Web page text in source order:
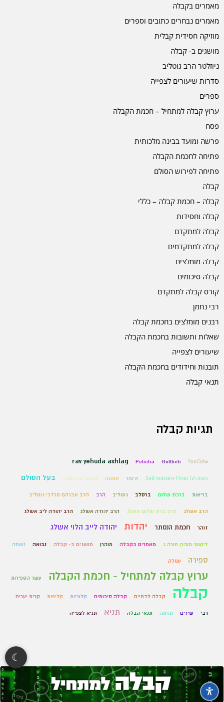
מאמרים בקבלה
מאמרים נבחרים כתובים וספרים
מוזיקה חסידית קבלית
מושגים ב- קבלה
ניוזלטר הרב גוטליב
סדרות שיעורים לצפייה
ספרים
ערוץ קבלה למתחיל – חכמת הקבלה
פסח
פרשה ומועד בבינה מלכותית
פתיחה לחכמת הקבלה
פתיחה לפירוש הסולם
קבלה
קבלה – חכמת קבלה – כללי
קבלה וחסידות
קבלה למתקדם
קבלה למתקדמים
קבלה מומלצים
קבלה סיכומים
קורס קבלה למתקדם
רבי נחמן
רבנים מומלצים בחכמת קבלה
שאלות ותשובות בחכמת הקבלה
שיעורים לצפייה
תובנות וחידודים בחכמת הקבלה
תנאי קבלה
תגיות קבלה
#YouCut
Gottlieb
Peticha
rav yehuda ashlag
Self mastery Final (2).mp4 איסור אמונה במעגלות השנה בעל הסולם
בריאות ברכת שלום ברסלב גוטליב הרב הרב אברהם מרדכי גוטליב
הרב אשלג הרב ברוך שלום אשלג הרב יהודה אשלג הרב יהודה ליב אשלג
זוהר חכמת הנסתר יהדות יהודה לייב הלוי אשלג
ליקוטי מוהרן תורה ג מאמרים בקבלה מוהרן מושגים ב- קבלה נבואה נשמה
ספירה עמלק
ערוץ קבלה למתחיל - חכמת הקבלה עשר הספירות
קבלה קבלה לדתיים קבלה סיכומים קלוריות קליפות קרית יערים
רבי שירים תזונה תנאי קבלה תניא תניא לצפייה
☾